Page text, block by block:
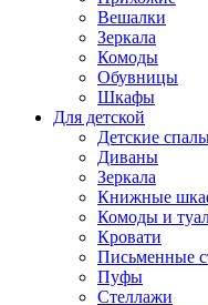
Вешалки
Зеркала
Комоды
Обувницы
Шкафы
Для детской
Детские
Диваны
Зеркала
Книжные
Комоды и
Кровати
Письменные
Пуфы
Стеллажи